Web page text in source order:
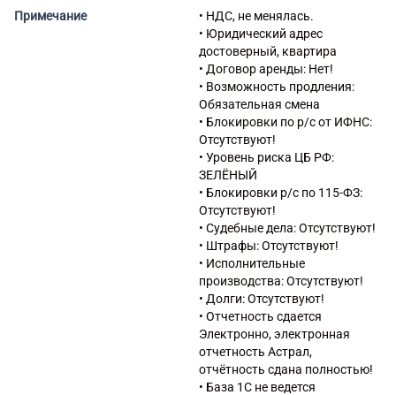
25.61 Обработка металлов и
нанесение покрытий на
металлы
25.62 Обработка
металлических изделий
механическая
28.29 Производство прочих
машин и оборудования
общего назначения, не
включенного в другие
группировки
33.12 Ремонт машин и
оборудования
42.21 Строительство
инженерных коммуникаций
для водоснабжения и
водоотведения,
газоснабжения
43.12 Подготовка
строительной площадки
43.13 Разведочное бурение
43.21 Производство
Примечание
• НДС, не менялась.
• Юридический адрес
достоверный, квартира
• Договор аренды: Нет!
• Возможность продления:
Обязательная смена
• Блокировки по р/с от ИФНС:
Отсутствуют!
• Уровень риска ЦБ РФ:
ЗЕЛЁНЫЙ
• Блокировки р/с по 115-ФЗ:
Отсутствуют!
• Судебные дела: Отсутствуют!
• Штрафы: Отсутствуют!
• Исполнительные
производства: Отсутствуют!
• Долги: Отсутствуют!
• Отчетность сдается
Электронно, электронная
отчетность Астрал,
отчётность сдана полностью!
• База 1С не ведется